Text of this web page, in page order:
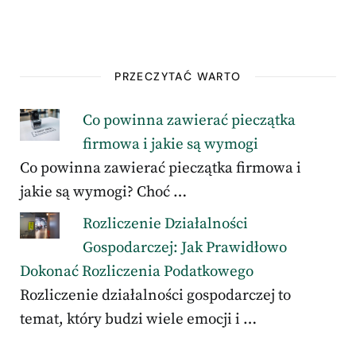
PRZECZYTAĆ WARTO
Co powinna zawierać pieczątka
firmowa i jakie są wymogi
Co powinna zawierać pieczątka firmowa i
jakie są wymogi? Choć …
Rozliczenie Działalności
Gospodarczej: Jak Prawidłowo
Dokonać Rozliczenia Podatkowego
Rozliczenie działalności gospodarczej to
temat, który budzi wiele emocji i …